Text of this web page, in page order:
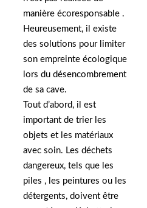
manière écoresponsable .
Heureusement, il existe
des solutions pour limiter
son empreinte écologique
lors du désencombrement
de sa cave.
Tout d’abord, il est
important de trier les
objets et les matériaux
avec soin. Les déchets
dangereux, tels que les
piles , les peintures ou les
détergents, doivent être